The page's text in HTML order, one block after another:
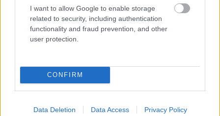
I want to allow Google to enable storage
related to security, including authentication
functionality and fraud prevention, and other
user protection.
CONFIRM
Data Deletion Data Access Privacy Policy
beidzot varētu būt
gatava “Rail Baltica”
scenāriju
“Tikdaudz melu…”
suņu kuņģos